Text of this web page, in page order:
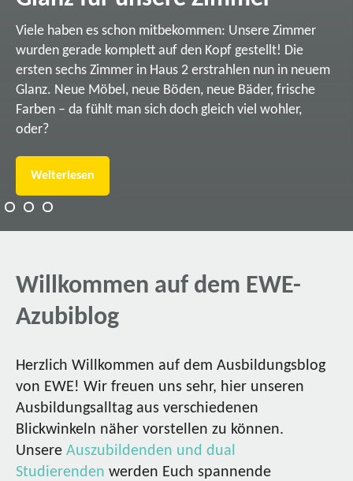
Viele haben es schon mitbekommen: Unsere Zimmer
wurden gerade komplett auf den Kopf gestellt! Die
ersten sechs Zimmer in Haus 2 erstrahlen nun in neuem
Glanz. Neue Möbel, neue Böden, neue Bäder, frische
Farben – da fühlt man sich doch gleich viel wohler,
oder?
Weiterlesen
Willkommen auf dem EWE-
Azubiblog
Herzlich Willkommen auf dem Ausbildungsblog
von EWE! Wir freuen uns sehr, hier unseren
Ausbildungsalltag aus verschiedenen
Blickwinkeln näher vorstellen zu können.
Unsere Auszubildenden und dual
Studierenden werden Euch spannende